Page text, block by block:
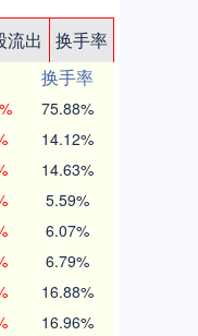
流出
换手率
换手率
75.88%
14.12%
14.63%
5.59%
6.07%
6.79%
16.88%
16.96%